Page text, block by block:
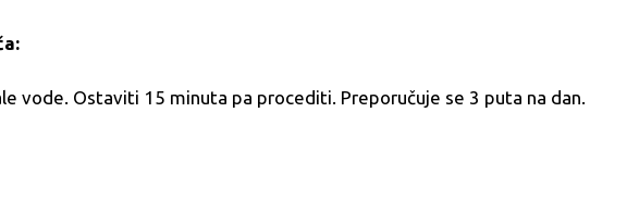
vode. Ostaviti 15 minuta pa procediti. Preporučuje se 3 puta na dan.